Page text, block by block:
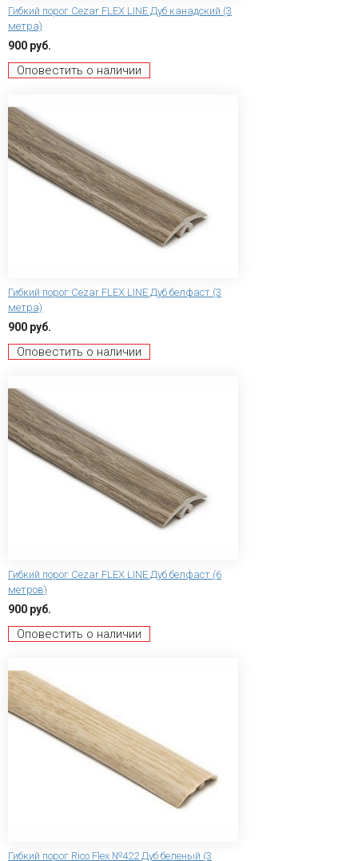
Гибкий порог Сezar FLEX LINE Дуб канадский (3
метра)
900 руб.
Оповестить о наличии
Гибкий порог Сezar FLEX LINE Дуб белфаст (3
метра)
900 руб.
Оповестить о наличии
Гибкий порог Сezar FLEX LINE Дуб белфаст (6
метров)
900 руб.
Оповестить о наличии
Гибкий порог Rico Flex №422 Дуб беленый (3